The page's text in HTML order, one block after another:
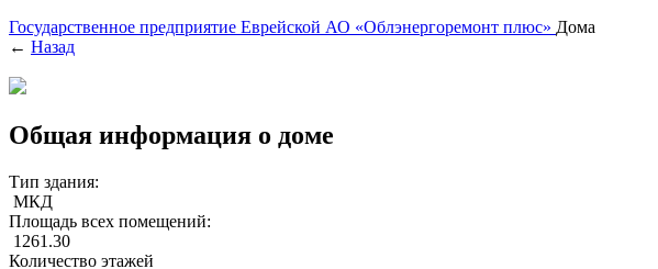
Государственное предприятие Еврейской АО «Облэнергоремонт плюс» Дома
← Назад
Общая информация о доме
Тип здания:
МКД
Площадь всех помещений:
1261.30
Количество этажей